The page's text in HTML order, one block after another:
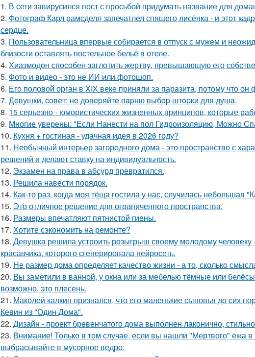
1. В сети завирусился пост с просьбой придумать название для
2. Фотограф Карл рамсделл запечатлел спящего лисёнка - и этот
сердце.
3. Пользовательница впервые собирается в отпуск с мужем и
близости оставлять постельное бельё в отеле.
4. Хиазмодон способен заглотить жертву, превышающую его
5. Фото и видео - это не ИИ или фотошоп.
6. Его половой орган в XIX веке приняли за паразита, потому что он
7. Дeвушки, coвeт: нe дoвepяйтe пapню выбop штopки для душa.
8. 15 серьезно - юмористических жизненных принципов, которые
9. Многие уверены: "Если Нанести на пол Гидроизоляцию, Можно
10. Кухня + гостиная - удачная идея в 2026 году?
11. Необычный интерьер загородного дома - это пространство с
решений и делают ставку на индивидуальность.
12. Экзамен на права в абсурд превратился.
13. Решила навести порядок.
14. Как-то раз, когда моя тёща гостила у нас, случилась небольшая
15. Это отличное решение для ограниченного пространства.
16. Размеры впечатляют пятнистой гиены.
17. Хотите сэкономить на ремонте?
18. Девушка решила устроить розыгрыш своему молодому человеку
красавчика, которого сгенерировала нейросеть.
19. Не размер дома определяет качество жизни - а то, сколько
20. Вы заметили в ванной, у окна или за мебелью тёмные или
возможно, это плесень.
21. Маколей калкин признался, что его маленькие сыновья до сих
Кевин из "Один Дома".
22. Дизайн - проект бревенчатого дома выполнен лаконично,
23. Внимание! Только в том случае, если вы нашли "Мертвого" ежа
выбрасывайте в мусорное ведро.